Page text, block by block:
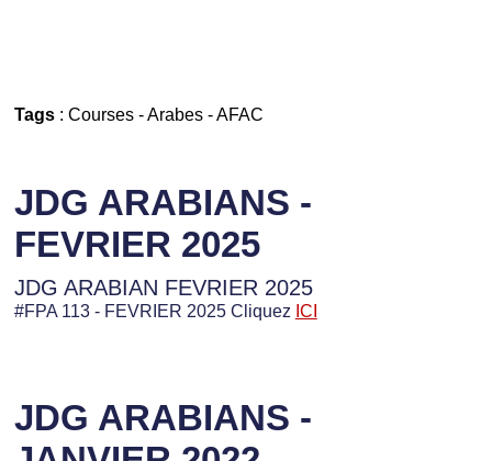
Tags: Courses-Arabes-AFAC
JDG ARABIANS -
FEVRIER 2025
JDG ARABIAN FEVRIER 2025
#FPA 113 - FEVRIER 2025 Cliquez ICI
JDG ARABIANS -